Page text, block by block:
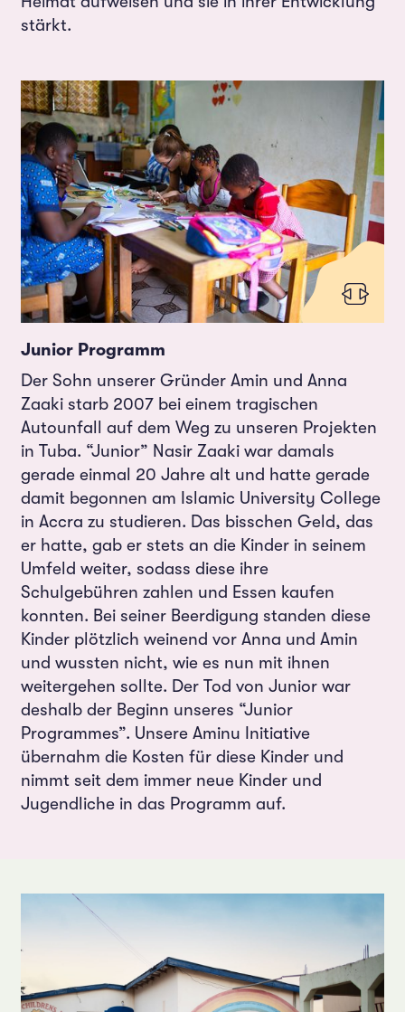
stärkt.
Junior Programm
Der Sohn unserer Gründer Amin und Anna
Zaaki starb 2007 bei einem tragischen
Autounfall auf dem Weg zu unseren Projekten
in Tuba. “Junior” Nasir Zaaki war damals
gerade einmal 20 Jahre alt und hatte gerade
damit begonnen am Islamic University College
in Accra zu studieren. Das bisschen Geld, das
er hatte, gab er stets an die Kinder in seinem
Umfeld weiter, sodass diese ihre
Schulgebühren zahlen und Essen kaufen
konnten. Bei seiner Beerdigung standen diese
Kinder plötzlich weinend vor Anna und Amin
und wussten nicht, wie es nun mit ihnen
weitergehen sollte. Der Tod von Junior war
deshalb der Beginn unseres “Junior
Programmes”. Unsere Aminu Initiative
übernahm die Kosten für diese Kinder und
nimmt seit dem immer neue Kinder und
Jugendliche in das Programm auf.